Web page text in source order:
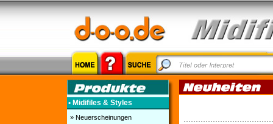
• Midifiles & Styles
» Neuerscheinungen